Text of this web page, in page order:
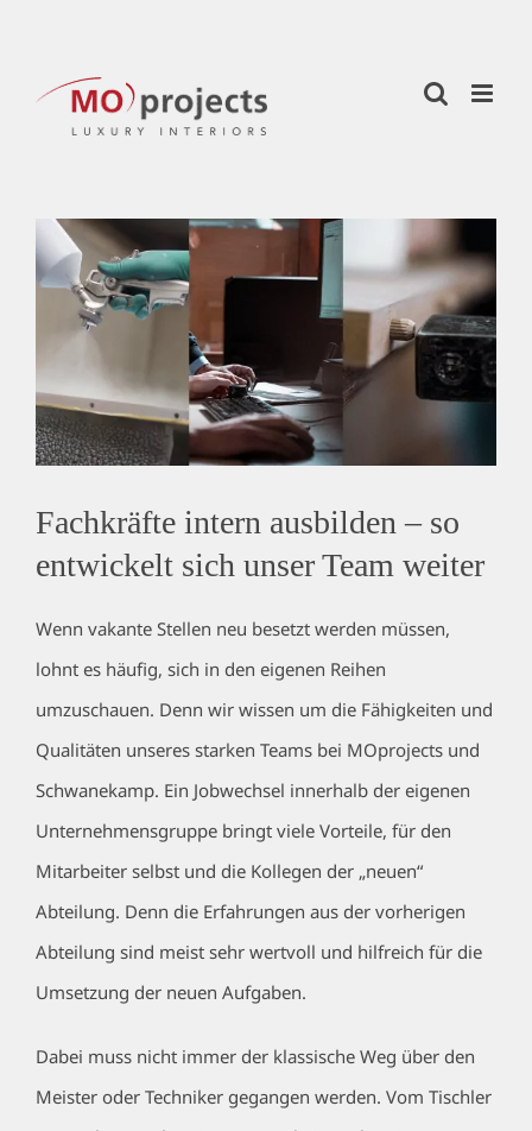
springen
Zeige
grösseres
Fachkräfte intern ausbilden – so
entwickelt sich unser Team weiter
Wenn vakante Stellen neu besetzt werden müssen,
lohnt es häufig, sich in den eigenen Reihen
umzuschauen. Denn wir wissen um die Fähigkeiten und
Qualitäten unseres starken Teams bei MOprojects und
Schwanekamp. Ein Jobwechsel innerhalb der eigenen
Unternehmensgruppe bringt viele Vorteile, für den
Mitarbeiter selbst und die Kollegen der „neuen“
Abteilung. Denn die Erfahrungen aus der vorherigen
Abteilung sind meist sehr wertvoll und hilfreich für die
Umsetzung der neuen Aufgaben.
Dabei muss nicht immer der klassische Weg über den
Meister oder Techniker gegangen werden. Vom Tischler